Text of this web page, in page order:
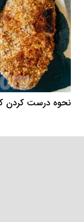
نحوه درست کردن